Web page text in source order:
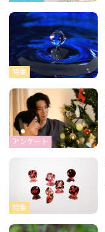
特集
アンケート
特集